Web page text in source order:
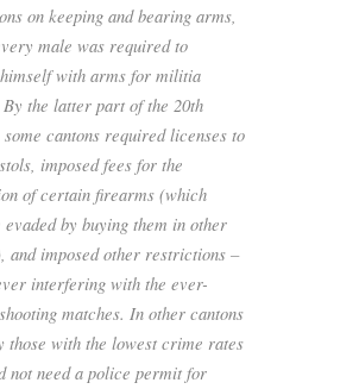
on keeping and bearing arms,
male was required to
with arms for militia
the latter part of the 20th
cantons required licenses to
imposed fees for the
of certain firearms (which
evaded by buying them in other
and imposed other restrictions –
interfering with the ever-
matches. In other cantons
those with the lowest crime rates
not need a police permit for